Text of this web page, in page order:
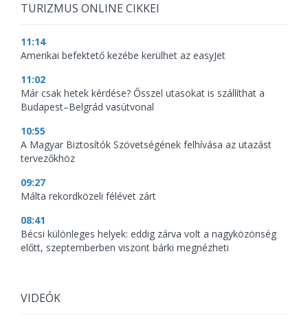
TURIZMUS ONLINE CIKKEI
11:14
Amerikai befektető kezébe kerülhet az easyJet
11:02
Már csak hetek kérdése? Ősszel utasokat is szállíthat a
Budapest–Belgrád vasútvonal
10:55
A Magyar Biztosítók Szövetségének felhívása az utazást
tervezőkhöz
09:27
Málta rekordközeli félévet zárt
08:41
Bécsi különleges helyek: eddig zárva volt a nagyközönség
előtt, szeptemberben viszont bárki megnézheti
VIDEÓK